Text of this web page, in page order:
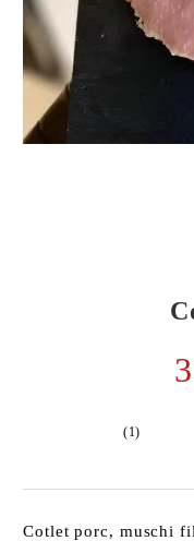
(1)
Cotlet porc, muschi